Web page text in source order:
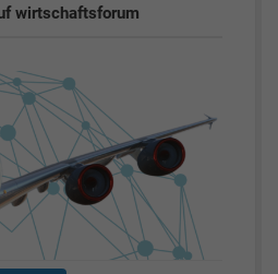
wirtschaftsforum